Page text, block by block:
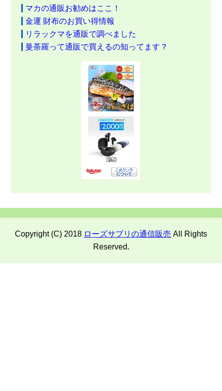
マカの通販お勧めはここ！
金運 財布のお買い得情報
リラックマを通販で調べました
曼荼羅って通販で買えるの知ってます？
Copyright (C) 2018 ローズサプリの通信販売 All Rights
Reserved.